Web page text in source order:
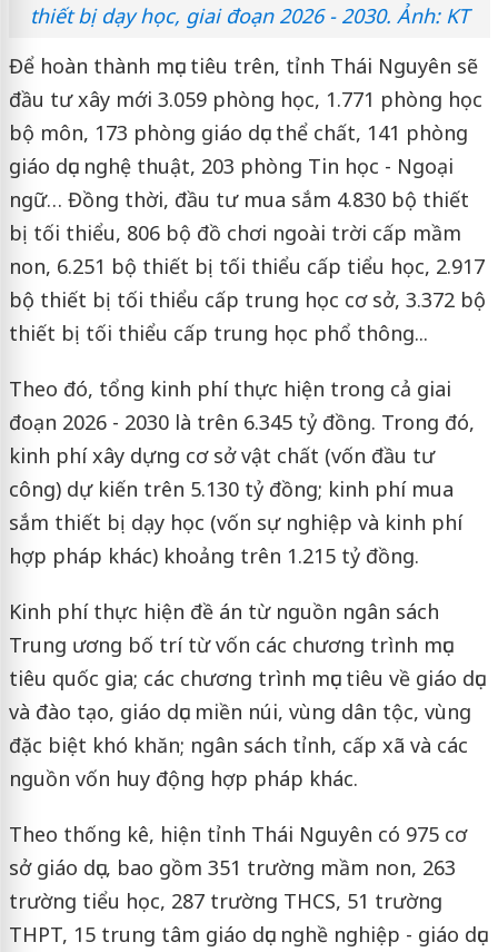
thiết bị dạy học, giai đoạn 2026 - 2030. Ảnh: KT
Để hoàn thành mục tiêu trên, tỉnh Thái Nguyên sẽ
đầu tư xây mới 3.059 phòng học, 1.771 phòng học
bộ môn, 173 phòng giáo dục thể chất, 141 phòng
giáo dục nghệ thuật, 203 phòng Tin học - Ngoại
ngữ… Đồng thời, đầu tư mua sắm 4.830 bộ thiết
bị tối thiểu, 806 bộ đồ chơi ngoài trời cấp mầm
non, 6.251 bộ thiết bị tối thiểu cấp tiểu học, 2.917
bộ thiết bị tối thiểu cấp trung học cơ sở, 3.372 bộ
thiết bị tối thiểu cấp trung học phổ thông...
Theo đó, tổng kinh phí thực hiện trong cả giai
đoạn 2026 - 2030 là trên 6.345 tỷ đồng. Trong đó,
kinh phí xây dựng cơ sở vật chất (vốn đầu tư
công) dự kiến trên 5.130 tỷ đồng; kinh phí mua
sắm thiết bị dạy học (vốn sự nghiệp và kinh phí
hợp pháp khác) khoảng trên 1.215 tỷ đồng.
Kinh phí thực hiện đề án từ nguồn ngân sách
Trung ương bố trí từ vốn các chương trình mục
tiêu quốc gia; các chương trình mục tiêu về giáo dục
và đào tạo, giáo dục miền núi, vùng dân tộc, vùng
đặc biệt khó khăn; ngân sách tỉnh, cấp xã và các
nguồn vốn huy động hợp pháp khác.
Theo thống kê, hiện tỉnh Thái Nguyên có 975 cơ
sở giáo dục, bao gồm 351 trường mầm non, 263
trường tiểu học, 287 trường THCS, 51 trường
THPT, 15 trung tâm giáo dục nghề nghiệp - giáo dục